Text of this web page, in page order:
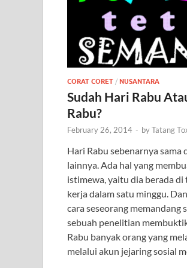
CORAT CORET / NUSANTARA
Sudah Hari Rabu
Rabu?
February 26, 2014 - byTatang
Hari Rabu sebenarnya sama
lainnya. Ada hal yang
istimewa, yaitu dia berada
kerja dalam satu minggu.
cara seseorang memandang
sebuah penelitian
Rabu banyak orang yang
melalui akun jejaring sosial